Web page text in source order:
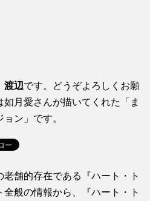
渡辺です。どうぞよろしくお願
月愛さんが描いてくれた「ま
ン」です。
舗的存在である『ハート・ト
般の情報から、『ハート・ト